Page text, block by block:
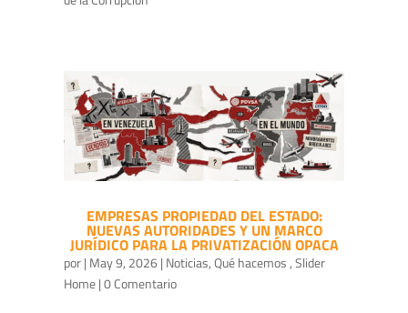
EMPRESAS PROPIEDAD DEL ESTADO:
NUEVAS AUTORIDADES Y UN MARCO
JURÍDICO PARA LA PRIVATIZACIÓN OPACA
por| May 9, 2026| Noticias,Qué hacemos,Slider
Home| 0 Comentario